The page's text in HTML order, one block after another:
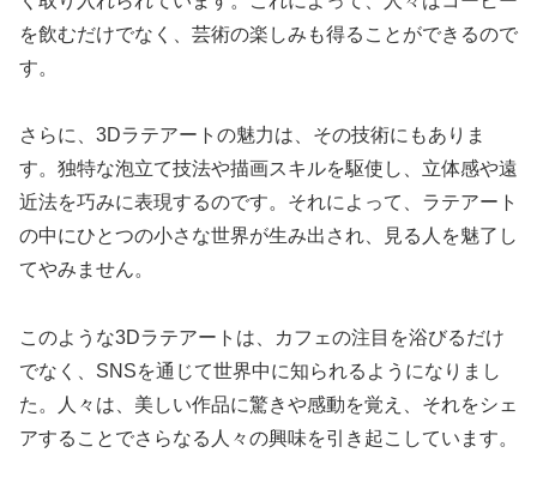
を飲むだけでなく、芸術の楽しみも得ることができるので
す。
さらに、3Dラテアートの魅力は、その技術にもありま
す。独特な泡立て技法や描画スキルを駆使し、立体感や遠
近法を巧みに表現するのです。それによって、ラテアート
の中にひとつの小さな世界が生み出され、見る人を魅了し
てやみません。
このような3Dラテアートは、カフェの注目を浴びるだけ
でなく、SNSを通じて世界中に知られるようになりまし
た。人々は、美しい作品に驚きや感動を覚え、それをシェ
アすることでさらなる人々の興味を引き起こしています。